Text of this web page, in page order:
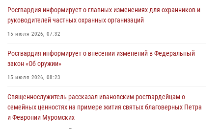
подозреваемые в серии автомобильных краж
30 июля 2026, 12:41
празднования Дня Крещения Руси
28 июля 2026, 08:57
Росгвардии для ивановской молодежи
Росгвардия информирует о главных изменениях для охранников и
руководителей частных охранных организаций
15 июля 2026, 07:32
Росгвардия информирует о внесении изменений в Федеральный
закон «Об оружии»
15 июля 2026, 08:23
Священнослужитель рассказал ивановским росгвардейцам о
семейных ценностях на примере жития святых благоверных Петра
и Февронии Муромских